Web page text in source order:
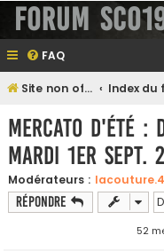
Forum
FAQ
Site non officiel sur le SCO d'Angers Index du
Mercato d'été :
mardi 1er sept.
Modérateurs :
Répondre
52